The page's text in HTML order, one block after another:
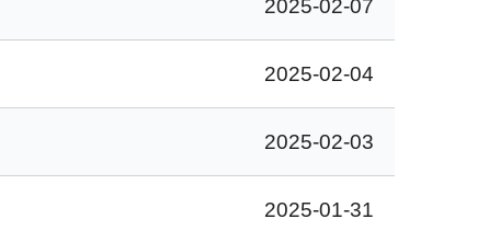
2025-02-07
2025-02-04
2025-02-03
2025-01-31